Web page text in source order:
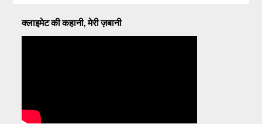
क्लाइमेट की कहानी, मेरी ज़बानी